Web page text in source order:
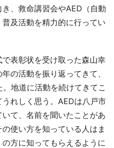
、救命講習会やAED（自動
及活動を精力的に行ってい
表彰状を受け取った森山幸
の活動を振り返ってきて、
地道に活動を続けてきてこ
れしく思う。AEDは八戸市
て、名前を聞いたことがあ
使い方を知っている人はま
方に知ってもらえるように